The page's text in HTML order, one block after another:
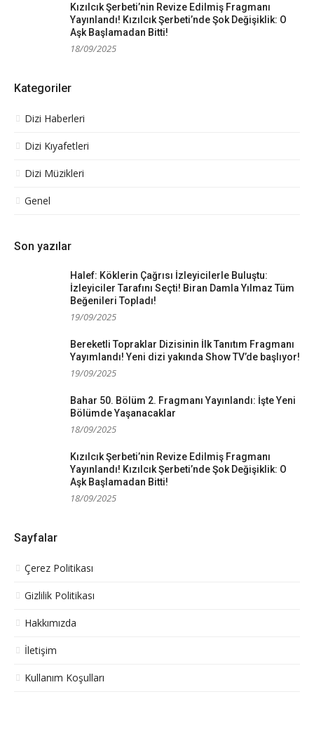
Kızılcık Şerbeti’nin Revize Edilmiş Fragmanı
Yayınlandı! Kızılcık Şerbeti’nde Şok Değişiklik: O
Aşk Başlamadan Bitti!
18/09/2025
Kategoriler
Dizi Haberleri
Dizi Kıyafetleri
Dizi Müzikleri
Genel
Son yazılar
Halef: Köklerin Çağrısı İzleyicilerle Buluştu:
İzleyiciler Tarafını Seçti! Biran Damla Yılmaz Tüm
Beğenileri Topladı!
19/09/2025
Bereketli Topraklar Dizisinin İlk Tanıtım Fragmanı
Yayımlandı! Yeni dizi yakında Show TV’de başlıyor!
19/09/2025
Bahar 50. Bölüm 2. Fragmanı Yayınlandı: İşte Yeni
Bölümde Yaşanacaklar
18/09/2025
Kızılcık Şerbeti’nin Revize Edilmiş Fragmanı
Yayınlandı! Kızılcık Şerbeti’nde Şok Değişiklik: O
Aşk Başlamadan Bitti!
18/09/2025
Sayfalar
Çerez Politikası
Gizlilik Politikası
Hakkımızda
İletişim
Kullanım Koşulları